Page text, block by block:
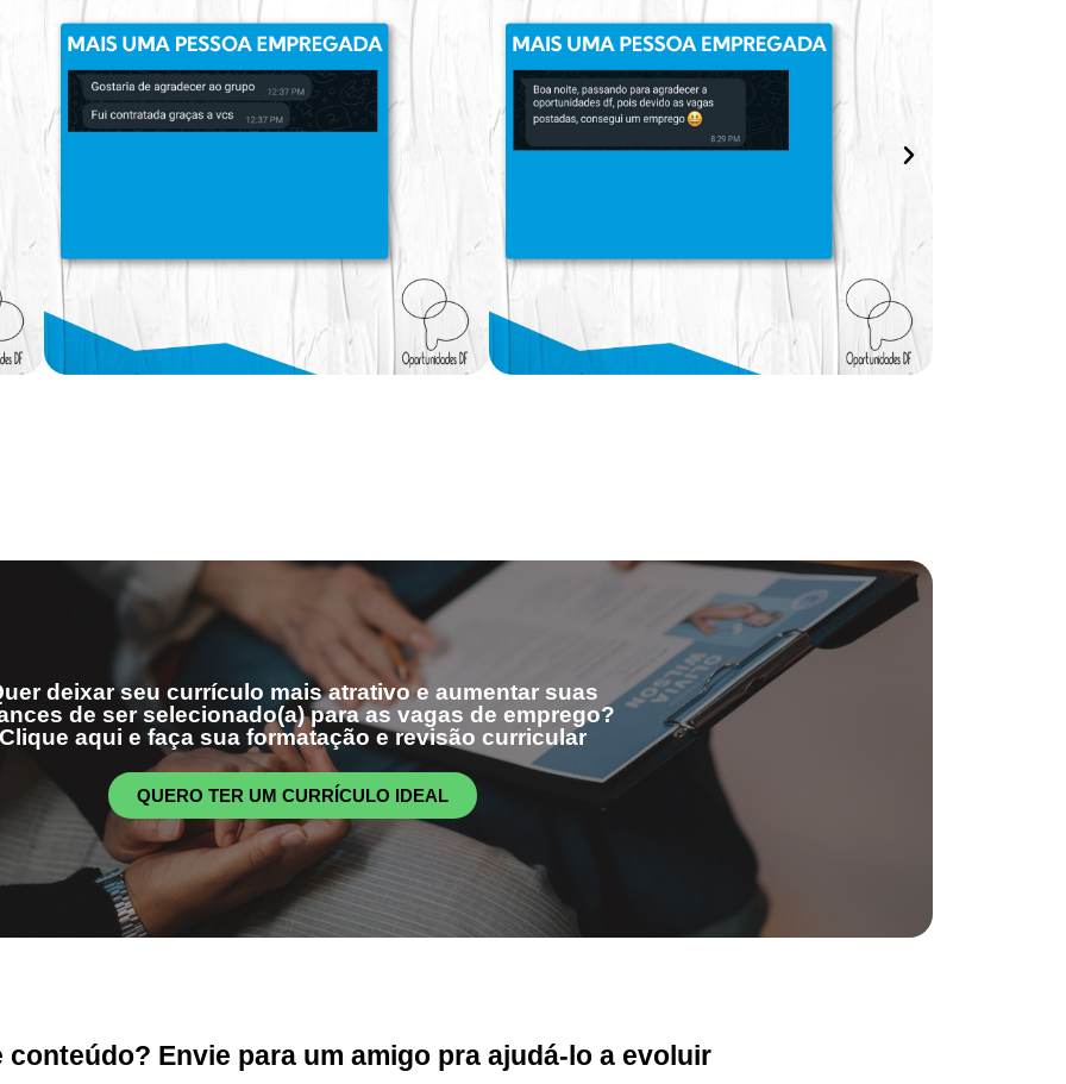
deixar seu currículo mais atrativo e aumentar suas
de ser selecionado(a) para as vagas de emprego?
aqui e faça sua formatação e revisão curricular
QUERO TER UM CURRÍCULO IDEAL
conteúdo? Envie para um amigo pra ajudá-lo a evoluir